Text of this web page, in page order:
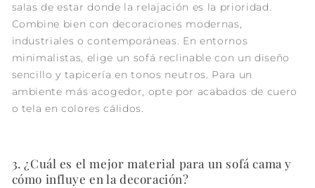
salas de estar donde la relajación es la prioridad.
Combine bien con decoraciones modernas,
industriales o contemporáneas. En entornos
minimalistas, elige un sofá reclinable con un diseño
sencillo y tapicería en tonos neutros. Para un
ambiente más acogedor, opte por acabados de cuero
o tela en colores cálidos.
3. ¿Cuál es el mejor material para un sofá cama y
cómo influye en la decoración?